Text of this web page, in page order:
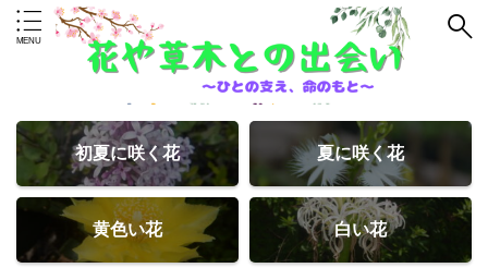
初夏に咲く花 夏に咲く花
黄色い花 白い花